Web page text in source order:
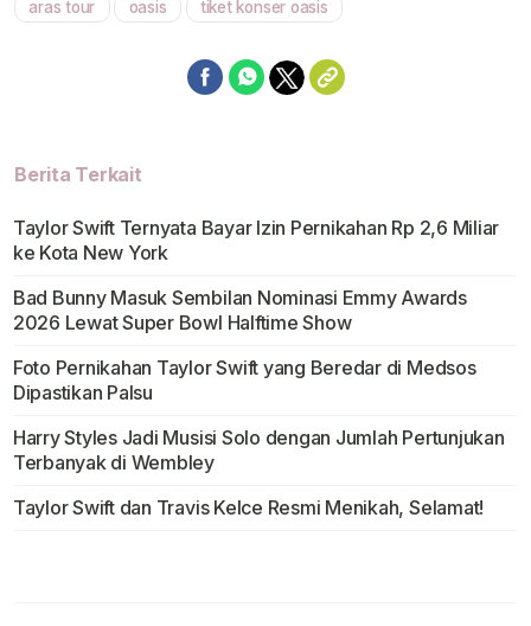
aras tour oasis tiket konser oasis
Berita Terkait
Taylor Swift Ternyata Bayar Izin Pernikahan Rp 2,6 Miliar
ke Kota New York
Bad Bunny Masuk Sembilan Nominasi Emmy Awards
2026 Lewat Super Bowl Halftime Show
Foto Pernikahan Taylor Swift yang Beredar di Medsos
Dipastikan Palsu
Harry Styles Jadi Musisi Solo dengan Jumlah Pertunjukan
Terbanyak di Wembley
Taylor Swift dan Travis Kelce Resmi Menikah, Selamat!